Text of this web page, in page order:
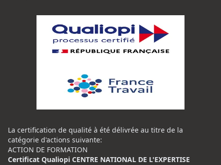
La certification de qualité à été délivrée au titre de la
catégorie d'actions suivante:
ACTION DE FORMATION
Certificat Qualiopi CENTRE NATIONAL DE L'EXPERTISE